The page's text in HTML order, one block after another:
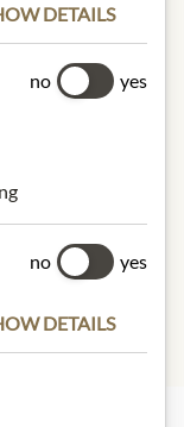
DETAILS
no yes
no yes
DETAILS